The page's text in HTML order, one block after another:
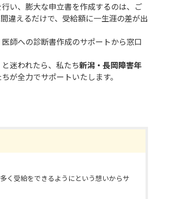
い、膨大な申立書を作成するのは、ご
違えるだけで、受給額に一生涯の差が出
師への診断書作成のサポートから窓口
迷われたら、私たち新潟・長岡障害年
が全力でサポートいたします。
く受給をできるようにという想いからサ